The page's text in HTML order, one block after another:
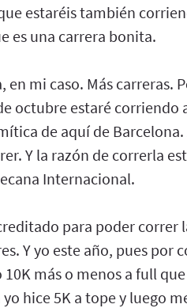
estaréis también
es una carrera bonita.
mi caso. Más carreras.
octubre estaré corriendo
de aquí de
Y la razón de correrla
Internacional.
para poder correr
Y yo este año, pues por
más o menos a full
hice 5K a tope y luego